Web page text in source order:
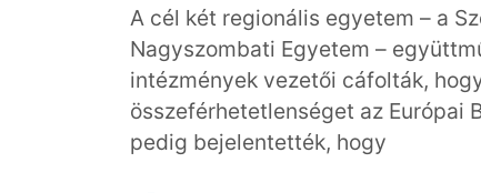
A cél két regionális egyetem – a
Nagyszombati Egyetem –
intézmények vezetői cáfolták,
összeférhetetlenséget az
pedig bejelentették, hogy